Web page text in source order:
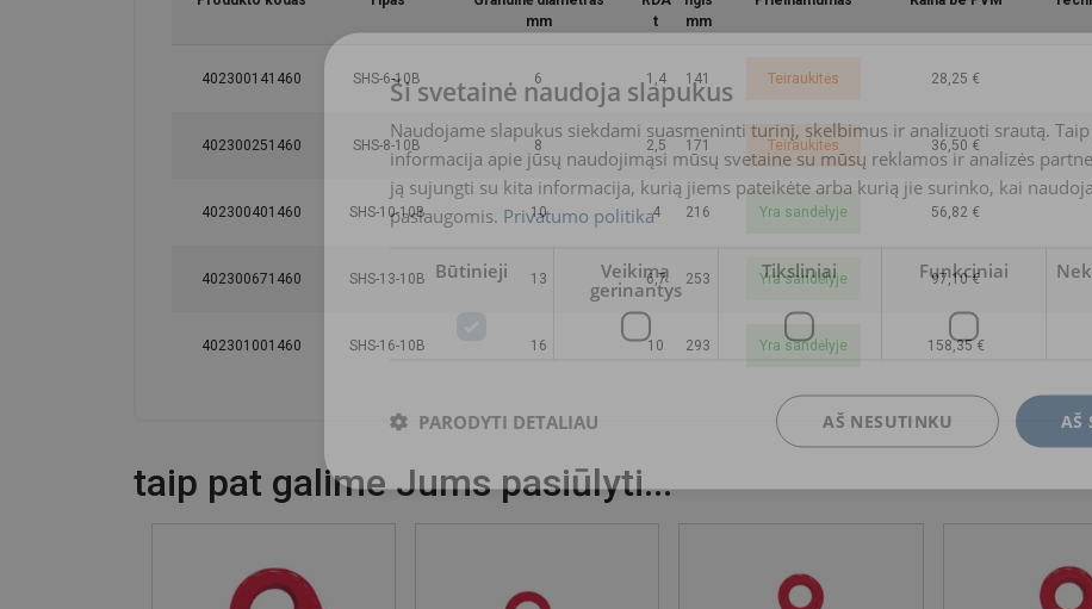
mm
t
mm
402300141460 SHS-6-10B 6 1,4 141 Teiraukitės 28,25 €
402300251460 SHS-8-10B 8 2,5 171 Teiraukitės 36,50 €
402300401460 SHS-10-10B 10 4 216 Yra sandėlyje 56,82 €
402300671460 SHS-13-10B 13 6,7 253 Yra sandėlyje 97,10 €
402301001460 SHS-16-10B 16 10 293 Yra sandėlyje 158,35 €
taip pat galime Jums pasiūlyti...
Ši svetainė naudoja slapukus
Naudojame slapukus siekdami suasmeninti turinį, skelbimus ir analizuoti srautą.
informacija apie jūsų naudojimąsi mūsų svetaine su mūsų reklamos ir analizės
ją sujungti su kita informacija, kurią jiems pateikėte arba kurią jie surinko, kai
paslaugomis. Privatumo politika
Būtinieji
Veikimą
gerinantys
Tiksliniai Funkciniai
AŠ
AŠ NESUTINKU
PARODYTI DETALIAU